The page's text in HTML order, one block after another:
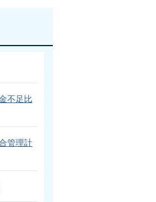
不足比
管理計